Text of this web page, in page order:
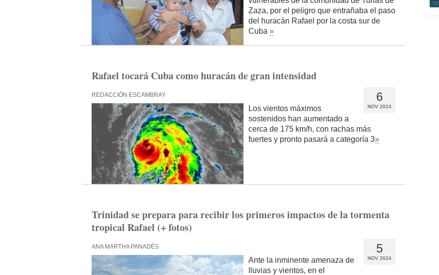
Zaza, por el peligro que entrañaba el paso
del huracán Rafael por la costa sur de
Cuba »
Rafael tocará Cuba como huracán de gran intensidad
6
NOV 2024
REDACCIÓN ESCAMBRAY
Los vientos máximos
sostenidos han aumentado a
cerca de 175 km/h, con rachas más
fuertes y pronto pasará a categoría 3»
Trinidad se prepara para recibir los primeros impactos de la tormenta
tropical Rafael (+ fotos)
5
NOV 2024
ANA MARTHA PANADÉS
Ante la inminente amenaza de
lluvias y vientos, en el